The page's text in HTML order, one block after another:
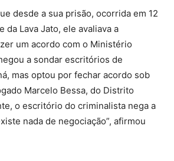
desde a sua prisão, ocorrida em 12
da Lava Jato, ele avaliava a
um acordo com o Ministério
a sondar escritórios de
mas optou por fechar acordo sob
Marcelo Bessa, do Distrito
o escritório do criminalista nega a
nada de negociação”, afirmou